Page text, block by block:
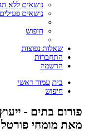
נושאים ללא
נושאים פעילים
חיפוש
שאלות נפוצות
התחברות
הרשמה
בית עמוד ראשי
חיפוש
פורום בתים -
מאת מומחי